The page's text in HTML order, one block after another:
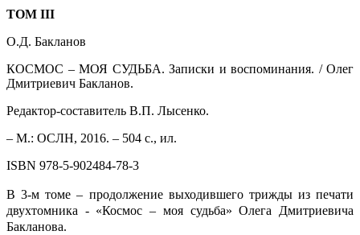
ТОМ III
О.Д. Бакланов
КОСМОС – МОЯ СУДЬБА. Записки и воспоминания. / Олег
Дмитриевич Бакланов.
Редактор-составитель В.П. Лысенко.
– М.: ОСЛН, 2016. – 504 с., ил.
ISBN 978-5-902484-78-3
В 3-м томе – продолжение выходившего трижды из печати
двухтомника - «Космос – моя судьба» Олега Дмитриевича
Бакланова.